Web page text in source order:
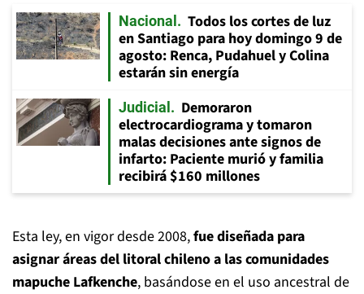
Nacional
Todos los cortes de luz
en Santiago para hoy domingo 9 de
agosto: Renca, Pudahuel y Colina
estarán sin energía
Judicial
Demoraron
electrocardiograma y tomaron
malas decisiones ante signos de
infarto: Paciente murió y familia
recibirá $160 millones
Esta ley, en vigor desde 2008,fue diseñada para
asignar áreas del litoral chileno a las comunidades
mapuche Lafkenche, basándose en el uso ancestral de